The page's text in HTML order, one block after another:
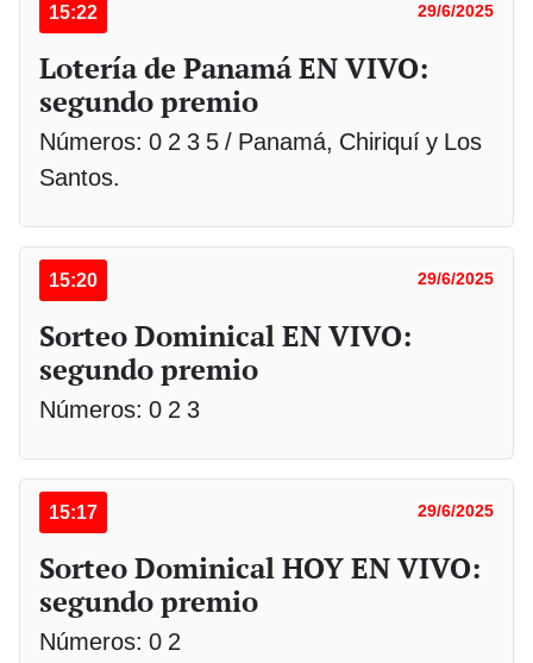
15:22 29/6/2025
Lotería de Panamá EN VIVO:
segundo premio
Números: 0 2 3 5 / Panamá, Chiriquí y Los
Santos.
15:20 29/6/2025
Sorteo Dominical EN VIVO:
segundo premio
Números: 0 2 3
15:17 29/6/2025
Sorteo Dominical HOY EN VIVO:
segundo premio
Números: 0 2